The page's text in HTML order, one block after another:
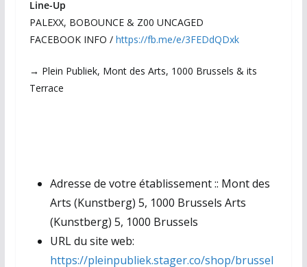
Line-Up
PALEXX, BOBOUNCE & Z00 UNCAGED
FACEBOOK INFO / https://fb.me/e/3FEDdQDxk
→ Plein Publiek, Mont des Arts, 1000 Brussels & its
Terrace
Adresse de votre établissement :: Mont des
Arts (Kunstberg) 5, 1000 Brussels Arts
(Kunstberg) 5, 1000 Brussels
URL du site web:
https://pleinpubliek.stager.co/shop/brussel